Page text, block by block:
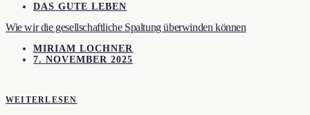
DAS GUTE LEBEN
Wie wir die gesellschaftliche Spaltung überwinden können
MIRIAM LOCHNER
7. NOVEMBER 2025
WEITERLESEN